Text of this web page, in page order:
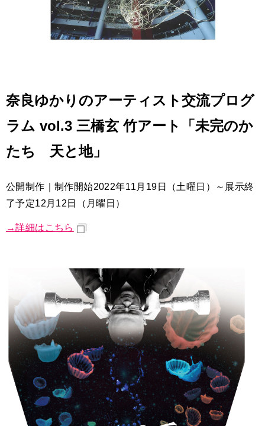
奈良ゆかりのアーティスト交流プログ
ラム vol.3 三橋玄 竹アート「未完のか
たち 天と地」
公開制作｜制作開始2022年11月19日（土曜日）～展示終
了予定12月12日（月曜日）
→詳細はこちら